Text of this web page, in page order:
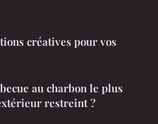
créatives pour vos
au charbon le plus
restreint ?